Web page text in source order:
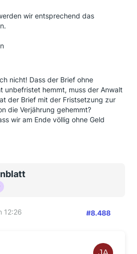
wir entsprechend das
nicht! Dass der Brief ohne
unbefristet hemmt, muss der Anwalt
der Brief mit der Fristsetzung zur
die Verjährung gehemmt?
wir am Ende völlig ohne Geld
12:26 #8.488